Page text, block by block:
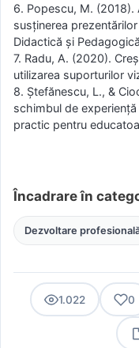
6. Popescu, M.
susținerea
Didactică și
7. Radu, A. (2020).
utilizarea suporturilor
8. Ștefănescu, L., &
schimbul de
practic pentru
Încadrare în
Dezvoltare
1.022 0